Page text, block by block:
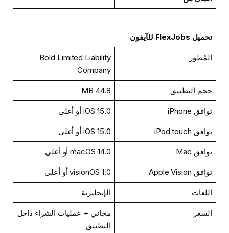
تحميل FlexJobs للآيفون
المُطور
Bold Limited Liability
Company
حجم التطبيق 44.8 MB
توافق iPhone iOS 15.0 أو أعلى
توافق iPod touch iOS 15.0 أو أعلى
توافق Mac macOS 14.0 أو أعلى
توافق Apple Vision visionOS 1.0 أو أعلى
اللغات الإنجليزية
السعر
مجاني + عمليات الشراء داخل
التطبيق